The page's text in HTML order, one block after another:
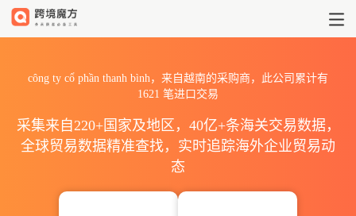
công ty cổ phần thanh bình，来自越南的采购商，此公司累计有
1621 笔进口交易
采集来自220+国家及地区，40亿+条海关交易数据，
全球贸易数据精准查找，实时追踪海外企业贸易动
态